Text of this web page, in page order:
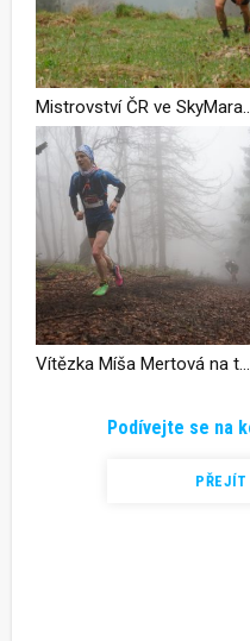
Podívejte se na
PŘEJÍT